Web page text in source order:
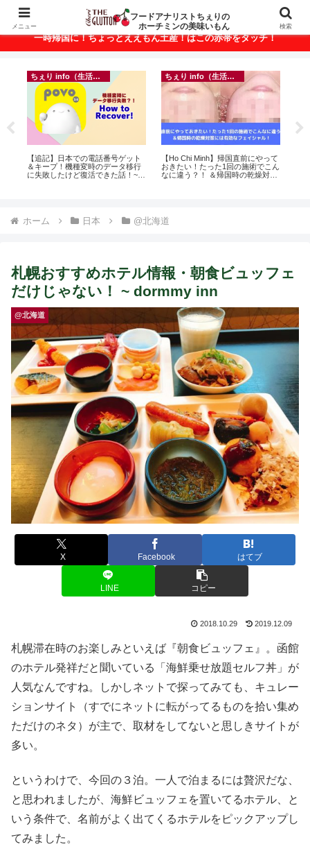
ベトナム・ホーチミンの美味いもんが満載！
一時帰国に！ちょっとええもん土産！はこの赤帯をタッチ！
ちぇり info（生活情報）
【追記】日本での電話番号ゲット
＆キープ！機種変時のデータ移行
に失敗したけど復活できた話！~
ちぇり info（生活情報）
【Ho Chi Minh】帰国直前にやって
おきたい！たった1回の施術でこん
なに違う？！ ＆帰国時の乾燥対策
ホーム 日本 @北海道
札幌おすすめホテル情報・朝食ビュッフェ
だけじゃない！ ~ dormmy inn
@北海道
X Facebook はてブ
LINE コピー
2018.10.29 2019.12.09
札幌滞在時のお楽しみといえば『朝食ビュッフェ』。函館
のホテル発祥だと聞いている「海鮮乗せ放題セルフ丼」が
人気なんですね。しかしネットで探ってみても、キュレー
ションサイト（すでにネットに転がってるものを拾い集め
ただけのネタ）が主で、取材をしてないと思しきサイトが
多い。
というわけで、今回の３泊。一人で泊まるには贅沢だな、
と思われましたが、海鮮ビュッフェを置いてるホテル、と
いう条件で、名前がよく出てくるホテルをピックアップし
てみました。
メニュー
フードアナリストちぇりの
ホーチミンの美味いもん
検索